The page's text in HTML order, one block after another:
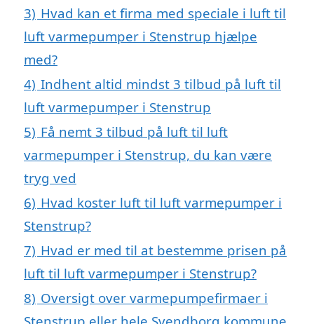
3) Hvad kan et firma med speciale i luft til
luft varmepumper i Stenstrup hjælpe
med?
4) Indhent altid mindst 3 tilbud på luft til
luft varmepumper i Stenstrup
5) Få nemt 3 tilbud på luft til luft
varmepumper i Stenstrup, du kan være
tryg ved
6) Hvad koster luft til luft varmepumper i
Stenstrup?
7) Hvad er med til at bestemme prisen på
luft til luft varmepumper i Stenstrup?
8) Oversigt over varmepumpefirmaer i